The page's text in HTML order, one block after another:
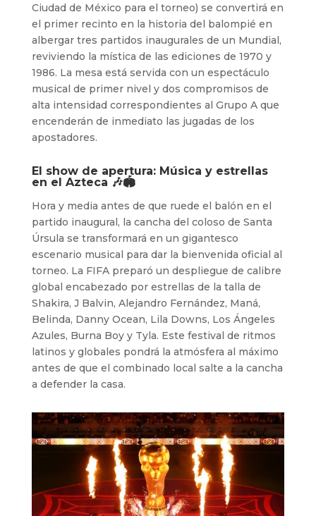
Ciudad de México para el torneo) se convertirá en
el primer recinto en la historia del balompié en
albergar tres partidos inaugurales de un Mundial,
reviviendo la mística de las ediciones de 1970 y
1986. La mesa está servida con un espectáculo
musical de primer nivel y dos compromisos de
alta intensidad correspondientes al Grupo A que
encenderán de inmediato las jugadas de los
apostadores.
El show de apertura: Música y estrellas
en el Azteca 🎶🏟️
Hora y media antes de que ruede el balón en el
partido inaugural, la cancha del coloso de Santa
Úrsula se transformará en un gigantesco
escenario musical para dar la bienvenida oficial al
torneo. La FIFA preparó un despliegue de calibre
global encabezado por estrellas de la talla de
Shakira, J Balvin, Alejandro Fernández, Maná,
Belinda, Danny Ocean, Lila Downs, Los Ángeles
Azules, Burna Boy y Tyla. Este festival de ritmos
latinos y globales pondrá la atmósfera al máximo
antes de que el combinado local salte a la cancha
a defender la casa.